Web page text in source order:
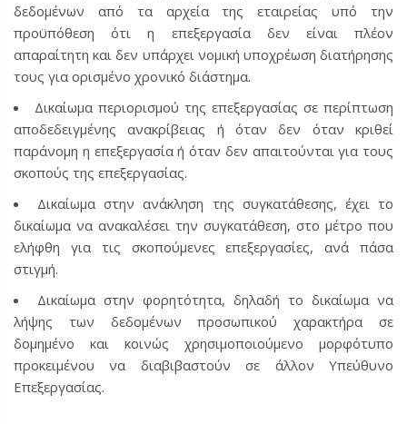
δεδομένων από τα αρχεία της εταιρείας υπό την
προϋπόθεση ότι η επεξεργασία δεν είναι πλέον
απαραίτητη και δεν υπάρχει νομική υποχρέωση διατήρησης
τους για ορισμένο χρονικό διάστημα.
Δικαίωμα περιορισμού της επεξεργασίας σε περίπτωση
αποδεδειγμένης ανακρίβειας ή όταν δεν όταν κριθεί
παράνομη η επεξεργασία ή όταν δεν απαιτούνται για τους
σκοπούς της επεξεργασίας.
Δικαίωμα στην ανάκληση της συγκατάθεσης, έχει το
δικαίωμα να ανακαλέσει την συγκατάθεση, στο μέτρο που
ελήφθη για τις σκοπούμενες επεξεργασίες, ανά πάσα
στιγμή.
Δικαίωμα στην φορητότητα, δηλαδή το δικαίωμα να
λήψης των δεδομένων προσωπικού χαρακτήρα σε
δομημένο και κοινώς χρησιμοποιούμενο μορφότυπο
προκειμένου να διαβιβαστούν σε άλλον Υπεύθυνο
Επεξεργασίας.